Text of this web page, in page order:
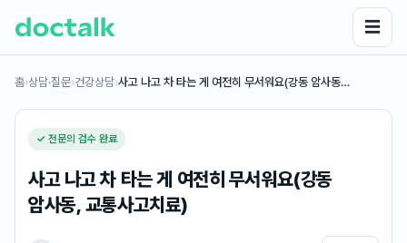
☰
홈›상담·질문›건강상담›사고 나고 차 타는 게 여전히 무서워요(강동 암사동…
✓ 전문의 검수 완료
사고 나고 차 타는 게 여전히 무서워요(강동
암사동, 교통사고치료)